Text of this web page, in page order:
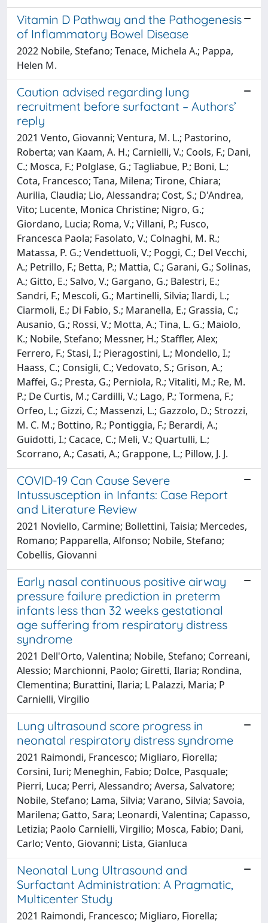
Vitamin D Pathway and the Pathogenesis
of Inflammatory Bowel Disease
2022 Nobile, Stefano; Tenace, Michela A.; Pappa,
Helen M.
Caution advised regarding lung
recruitment before surfactant – Authors’
reply
2021 Vento, Giovanni; Ventura, M. L.; Pastorino,
Roberta; van Kaam, A. H.; Carnielli, V.; Cools, F.; Dani,
C.; Mosca, F.; Polglase, G.; Tagliabue, P.; Boni, L.;
Cota, Francesco; Tana, Milena; Tirone, Chiara;
Aurilia, Claudia; Lio, Alessandra; Cost, S.; D'Andrea,
Vito; Lucente, Monica Christine; Nigro, G.;
Giordano, Lucia; Roma, V.; Villani, P.; Fusco,
Francesca Paola; Fasolato, V.; Colnaghi, M. R.;
Matassa, P. G.; Vendettuoli, V.; Poggi, C.; Del Vecchi,
A.; Petrillo, F.; Betta, P.; Mattia, C.; Garani, G.; Solinas,
A.; Gitto, E.; Salvo, V.; Gargano, G.; Balestri, E.;
Sandri, F.; Mescoli, G.; Martinelli, Silvia; Ilardi, L.;
Ciarmoli, E.; Di Fabio, S.; Maranella, E.; Grassia, C.;
Ausanio, G.; Rossi, V.; Motta, A.; Tina, L. G.; Maiolo,
K.; Nobile, Stefano; Messner, H.; Staffler, Alex;
Ferrero, F.; Stasi, I.; Pieragostini, L.; Mondello, I.;
Haass, C.; Consigli, C.; Vedovato, S.; Grison, A.;
Maffei, G.; Presta, G.; Perniola, R.; Vitaliti, M.; Re, M.
P.; De Curtis, M.; Cardilli, V.; Lago, P.; Tormena, F.;
Orfeo, L.; Gizzi, C.; Massenzi, L.; Gazzolo, D.; Strozzi,
M. C. M.; Bottino, R.; Pontiggia, F.; Berardi, A.;
Guidotti, I.; Cacace, C.; Meli, V.; Quartulli, L.;
Scorrano, A.; Casati, A.; Grappone, L.; Pillow, J. J.
COVID-19 Can Cause Severe
Intussusception in Infants: Case Report
and Literature Review
2021 Noviello, Carmine; Bollettini, Taisia; Mercedes,
Romano; Papparella, Alfonso; Nobile, Stefano;
Cobellis, Giovanni
Early nasal continuous positive airway
pressure failure prediction in preterm
infants less than 32 weeks gestational
age suffering from respiratory distress
syndrome
2021 Dell'Orto, Valentina; Nobile, Stefano; Correani,
Alessio; Marchionni, Paolo; Giretti, Ilaria; Rondina,
Clementina; Burattini, Ilaria; L Palazzi, Maria; P
Carnielli, Virgilio
Lung ultrasound score progress in
neonatal respiratory distress syndrome
2021 Raimondi, Francesco; Migliaro, Fiorella;
Corsini, Iuri; Meneghin, Fabio; Dolce, Pasquale;
Pierri, Luca; Perri, Alessandro; Aversa, Salvatore;
Nobile, Stefano; Lama, Silvia; Varano, Silvia; Savoia,
Marilena; Gatto, Sara; Leonardi, Valentina; Capasso,
Letizia; Paolo Carnielli, Virgilio; Mosca, Fabio; Dani,
Carlo; Vento, Giovanni; Lista, Gianluca
Neonatal Lung Ultrasound and
Surfactant Administration: A Pragmatic,
Multicenter Study
2021 Raimondi, Francesco; Migliaro, Fiorella;